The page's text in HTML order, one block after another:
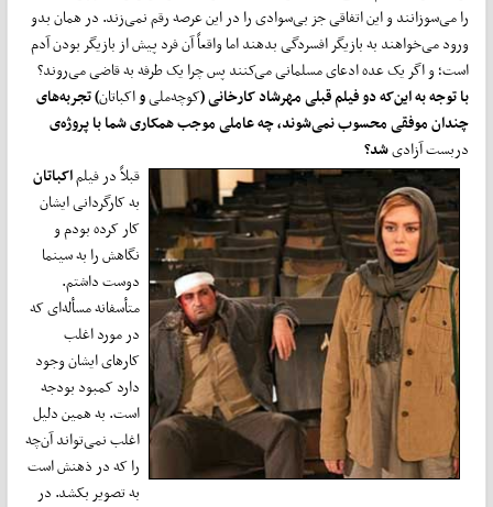
را می‌سوزانند و این اتفاقی جز بی‌سوادی را در این عرصه رقم نمی‌زند. در همان بدو
ورود می‌خواهند به بازیگر افسردگی بدهند اما واقعاً آن فرد پیش از بازیگر بودن آدم
است؛ و اگر یک عده ادعای مسلمانی می‌‌کنند پس چرا یک طرفه به قاضی می‌روند؟
با توجه به اینکه دو فیلم قبلی مهرشاد کارخانی (کوچه‌ملیواکباتان) تجربههای
چندان موفقی محسوب نمیشوند، چه عاملی موجب همکاری شما با پروژهی
دربست آزادیشد؟
قبلاً در فیلماکباتان
به کارگردانی ایشان
کار کرده بودم و
نگاهش را به سینما
دوست داشتم.
متأسفانه مسأله‌ای که
در مورد اغلب
کارهای ایشان وجود
دارد کمبود بودجه
است. به همین دلیل
اغلب نمی‌تواند آن‌چه
را که در ذهنش است
به تصویر بکشد. در